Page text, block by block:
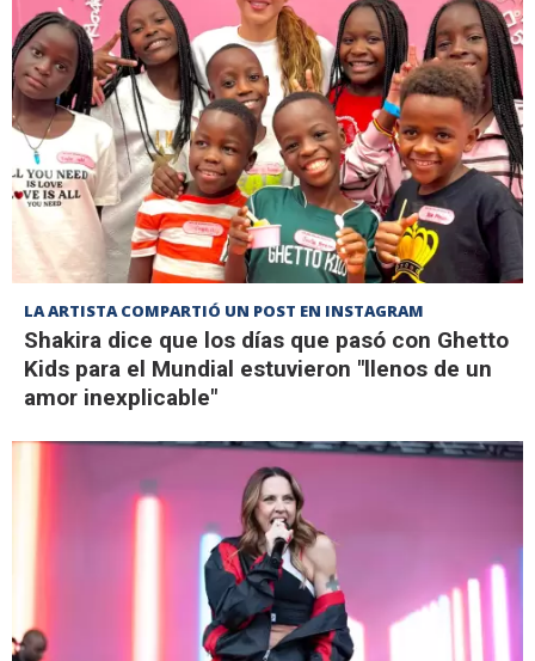
LA ARTISTA COMPARTIÓ UN POST EN INSTAGRAM
Shakira dice que los días que pasó con Ghetto
Kids para el Mundial estuvieron "llenos de un
amor inexplicable"